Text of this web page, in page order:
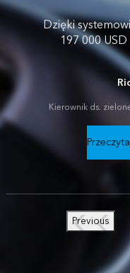
Dzięki
197 000
Kierownik ds.
Previous